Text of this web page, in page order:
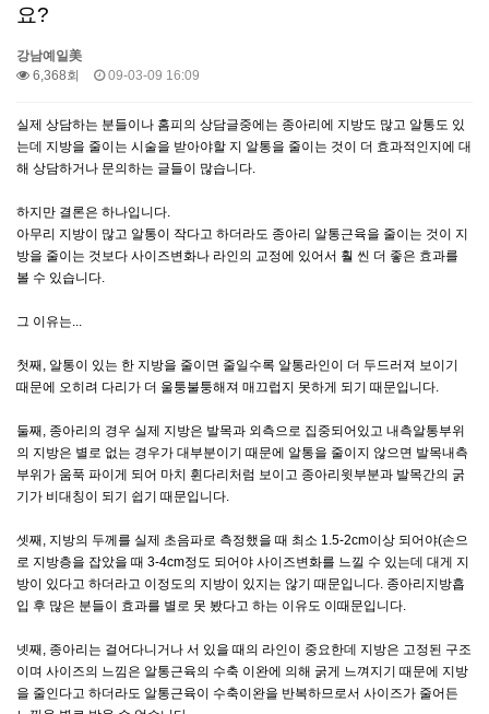
온라인상담
커뮤니티
카카오톡 상담
요?
강남예일美
6,368회
09-03-09 16:09
실제 상담하는 분들이나 홈피의 상담글중에는 종아리에 지방도 많고 알통도 있
는데 지방을 줄이는 시술을 받아야할 지 알통을 줄이는 것이 더 효과적인지에 대
해 상담하거나 문의하는 글들이 많습니다.
하지만 결론은 하나입니다.
아무리 지방이 많고 알통이 작다고 하더라도 종아리 알통근육을 줄이는 것이 지
방을 줄이는 것보다 사이즈변화나 라인의 교정에 있어서 훨 씬 더 좋은 효과를
볼 수 있습니다.
그 이유는...
첫째, 알통이 있는 한 지방을 줄이면 줄일수록 알통라인이 더 두드러져 보이기
때문에 오히려 다리가 더 울퉁불퉁해져 매끄럽지 못하게 되기 때문입니다.
둘째, 종아리의 경우 실제 지방은 발목과 외측으로 집중되어있고 내측알통부위
의 지방은 별로 없는 경우가 대부분이기 때문에 알통을 줄이지 않으면 발목내측
부위가 움푹 파이게 되어 마치 휜다리처럼 보이고 종아리윗부분과 발목간의 굵
기가 비대칭이 되기 쉽기 때문입니다.
셋째, 지방의 두께를 실제 초음파로 측정했을 때 최소 1.5-2cm이상 되어야(손으
로 지방층을 잡았을 때 3-4cm정도 되어야 사이즈변화를 느낄 수 있는데 대게 지
방이 있다고 하더라고 이정도의 지방이 있지는 않기 때문입니다. 종아리지방흡
입 후 많은 분들이 효과를 별로 못 봤다고 하는 이유도 이때문입니다.
넷째, 종아리는 걸어다니거나 서 있을 때의 라인이 중요한데 지방은 고정된 구조
이며 사이즈의 느낌은 알통근육의 수축 이완에 의해 굵게 느껴지기 때문에 지방
을 줄인다고 하더라도 알통근육이 수축이완을 반복하므로서 사이즈가 줄어든